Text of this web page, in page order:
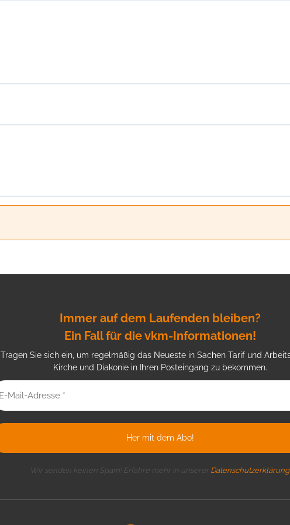
Immer auf dem Laufenden bleiben?
Ein Fall für die vkm-Informationen!
Tragen Sie sich ein, um regelmäßig das Neueste in Sachen Tarif und
Kirche und Diakonie in Ihren Posteingang zu bekommen.
Wir senden keinen Spam! Erfahre mehr in unserer Datenschutzerklärung.